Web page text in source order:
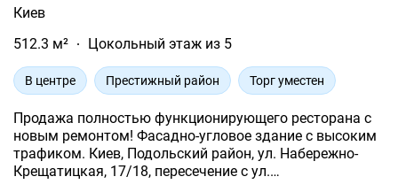
Киев
512.3 м²
Цокольный этаж из 5
В центре Престижный район Торг уместен
Продажа полностью функционирующего ресторана с
новым ремонтом! Фасадно-угловое здание с высоким
трафиком. Киев, Подольский район, ул. Набережно-
Крещатицкая, 17/18, пересечение с ул.